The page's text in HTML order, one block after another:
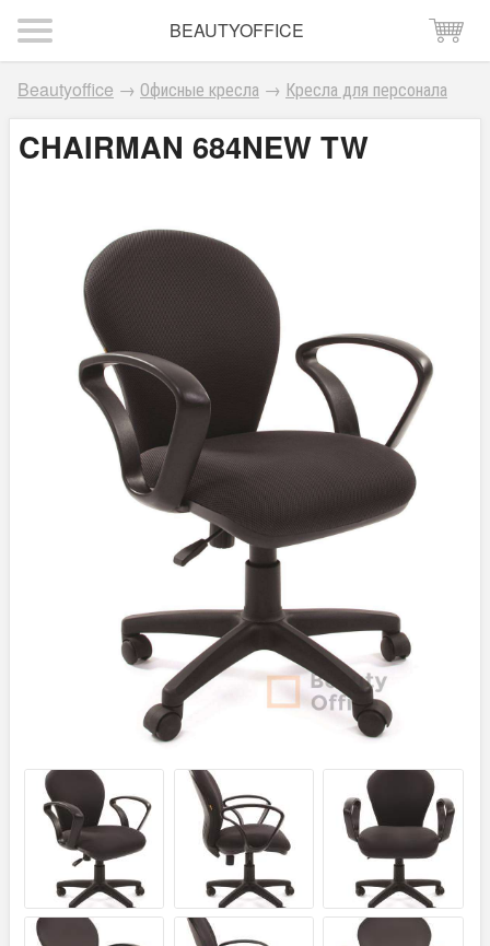
BEAUTYOFFICE
Beautyoffice → Офисные кресла → Кресла для персонала
CHAIRMAN 684NEW TW